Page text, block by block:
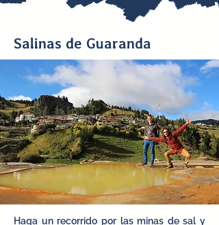
Salinas de Guaranda
Haga un recorrido por las minas de sal y